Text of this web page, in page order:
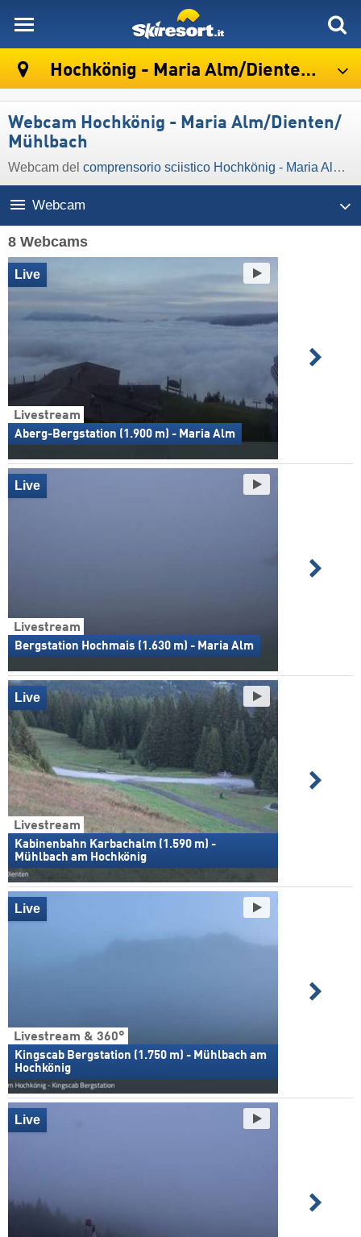
Hochkönig - Maria Alm/​Dienten/​Mühlbach
Webcam Hochkönig - Maria Alm/​Dienten/​
Mühlbach
Webcam del comprensorio sciistico Hochkönig - Maria Alm/​Dienten/​Mühlbach
Webcam
8 Webcams
Livestream
Aberg-Bergstation (1.900 m) - Maria Alm
Live
Livestream
Bergstation Hochmais (1.630 m) - Maria Alm
Live
Livestream
Kabinenbahn Karbachalm (1.590 m) -
Mühlbach am Hochkönig
Live
Livestream & 360°
Kingscab Bergstation (1.750 m) - Mühlbach am
Hochkönig
Live
Live